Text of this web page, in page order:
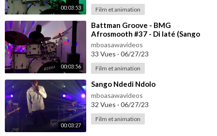
00:03:53 Film et animation
00:03:56
⁣Battman Groove - BMG
Afrosmooth #37 - Di laté (Sango
Ndedi Ndolo)
mboasawavideos
33 Vues · 06/27/23
Film et animation
00:03:27
⁣Sango Ndedi Ndolo
mboasawavideos
32 Vues · 06/27/23
Film et animation